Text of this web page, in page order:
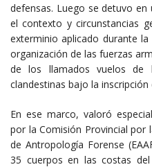
defensas. Luego se detuvo
el contexto y circunstancias
exterminio aplicado durante
organización de las fuerzas
de los llamados vuelos de
clandestinas bajo la
En ese marco, valoró
por la Comisión Provincial por
de Antropología Forense
35 cuerpos en las costas